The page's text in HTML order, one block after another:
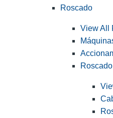
Roscado
View All